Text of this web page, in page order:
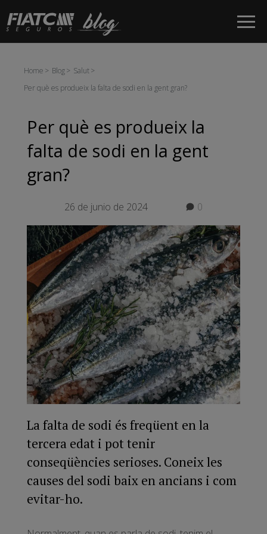
Salta al contingut principal
Home Blog
Salut
Per què es produeix la falta de sodi en la gent gran?
Per què es produeix la
falta de sodi en la gent
gran?
26 de junio de 2024 0
La falta de sodi és freqüent en la
tercera edat i pot tenir
conseqüències serioses. Coneix les
causes del sodi baix en ancians i com
evitar-ho.